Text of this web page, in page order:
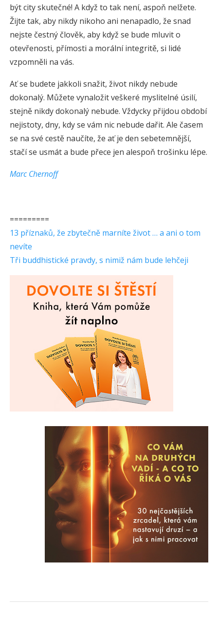
být city skutečné! A když to tak není, aspoň nelžete.
Žijte tak, aby nikdy nikoho ani nenapadlo, že snad
nejste čestný člověk, aby když se bude mluvit o
otevřenosti, přímosti a morální integritě, si lidé
vzpomněli na vás.
Ať se budete jakkoli snažit, život nikdy nebude
dokonalý. Můžete vynaložit veškeré myslitelné úsilí,
stejně nikdy dokonalý nebude. Vždycky přijdou období
nejistoty, dny, kdy se vám nic nebude dařit. Ale časem
se na své cestě naučíte, že ať je den sebetemnější,
stačí se usmát a bude přece jen alespoň trošinku lépe.
Marc Chernoff
=========
13 příznaků, že zbytečně marníte život … a ani o tom
nevíte
Tři buddhistické pravdy, s nimiž nám bude lehčeji